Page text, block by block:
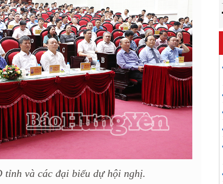
và các đại biểu dự hội nghị.